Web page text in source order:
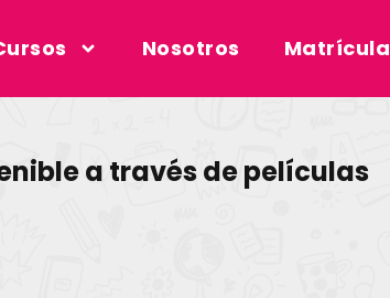
Nosotros Matrícula
a través de películas